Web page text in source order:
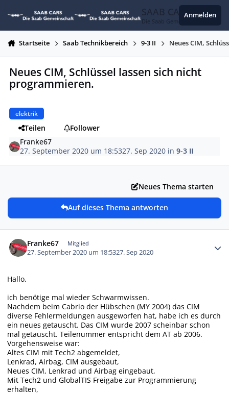
SAAB CARS
Die Saab Gemeinschaft
Anmelden
Startseite Saab Technikbereich 9-3 II Neues CIM,
Neues CIM, Schlüssel lassen sich nicht
programmieren.
elektrik
Teilen
Follower
Franke67
27. September 2020 um 18:5327. Sep 2020 in9-3 II
Neues Thema starten
Auf dieses Thema antworten
Franke67 Mitglied
27. September 2020 um 18:5327. Sep 2020
Hallo,
ich benötige mal wieder Schwarmwissen.
Nachdem beim Cabrio der Hübschen (MY 2004) das CIM
diverse Fehlermeldungen ausgeworfen hat, habe ich es durch
ein neues getauscht. Das CIM wurde 2007 scheinbar schon
mal getauscht. Teilenummer entspricht dem AT ab 2006.
Vorgehensweise war:
Altes CIM mit Tech2 abgemeldet,
Lenkrad, Airbag, CIM ausgebaut,
Neues CIM, Lenkrad und Airbag eingebaut,
Mit Tech2 und GlobalTIS Freigabe zur Programmierung
erhalten,